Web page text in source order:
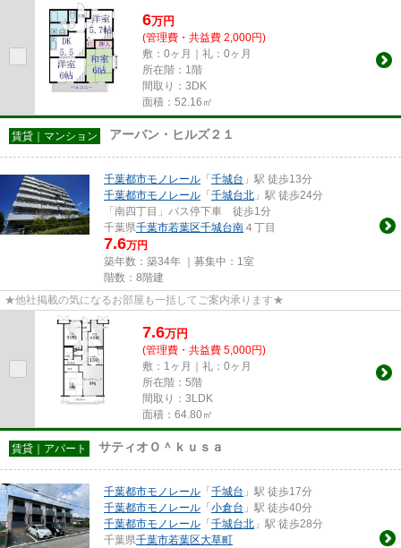
6万円
(管理費・共益費 2,000円)
敷：0ヶ月｜礼：0ヶ月
所在階：1階
間取り：3DK
面積：52.16㎡
賃貸｜マンション アーバン・ヒルズ２１
千葉都市モノレール 「 千城台 」駅 徒歩13分
千葉都市モノレール 「 千城台北 」駅 徒歩24分
「南四丁目」バス停下車 徒歩1分
千葉県千葉市若葉区千城台南 ４丁目
7.6万円
築年数：築34年 ｜募集中： 1室
階数：8階建
★他社掲載の気になるお部屋も一括してご案内承ります★
7.6万円
(管理費・共益費 5,000円)
敷：1ヶ月｜礼：0ヶ月
所在階：5階
間取り：3LDK
面積：64.80㎡
賃貸｜アパート サティオＯ＾ｋｕｓａ
千葉都市モノレール 「 千城台 」駅 徒歩17分
千葉都市モノレール 「 小倉台 」駅 徒歩40分
千葉都市モノレール 「 千城台北 」駅 徒歩28分
千葉県千葉市若葉区大草町